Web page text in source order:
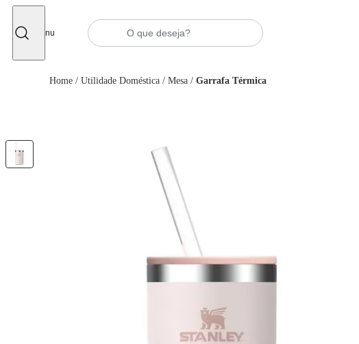
Menu
Home / Utilidade Doméstica / Mesa / Garrafa Térmica